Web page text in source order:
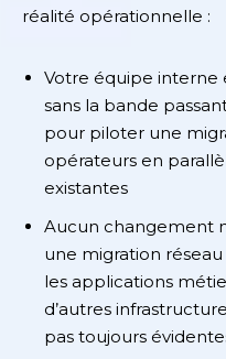
réalité opérationnelle :
Votre équipe interne
sans la bande
pour piloter une
opérateurs en
existantes
Aucun changement
une migration
les applications
d’autres
pas toujours